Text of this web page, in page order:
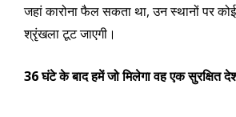
जहां कारोना फैल सकता था, उन स्थानों पर
श्रृंखला टूट जाएगी।
36 घंटे के बाद हमें जो मिलेगा वह एक सुरक्षित